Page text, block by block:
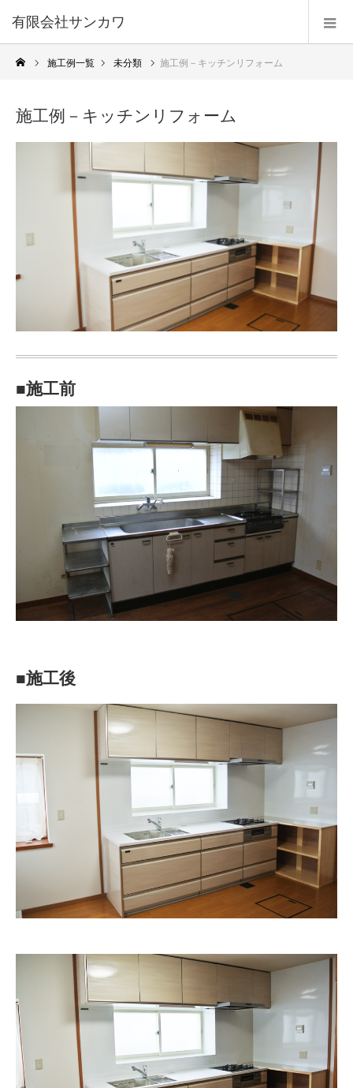
有限会社サンカワ
施工例一覧 未分類 施工例－キッチンリフォーム
施工例－キッチンリフォーム
■施工前
■施工後